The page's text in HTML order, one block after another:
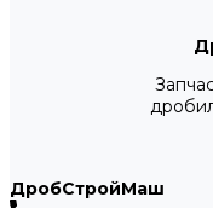
ДробСтройМаш